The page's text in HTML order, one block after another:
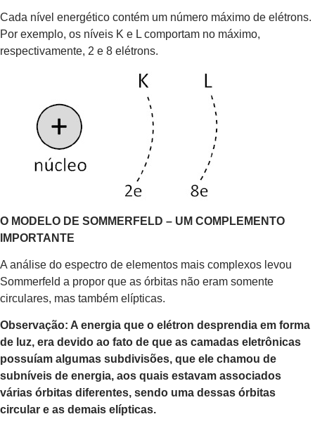
Cada nível energético contém um número máximo de elétrons.
Por exemplo, os níveis K e L comportam no máximo,
respectivamente, 2 e 8 elétrons.
O MODELO DE SOMMERFELD – UM COMPLEMENTO
IMPORTANTE
A análise do espectro de elementos mais complexos levou
Sommerfeld a propor que as órbitas não eram somente
circulares, mas também elípticas.
Observação: A energia que o elétron desprendia em forma
de luz, era devido ao fato de que as camadas eletrônicas
possuíam algumas subdivisões, que ele chamou de
subníveis de energia, aos quais estavam associados
várias órbitas diferentes, sendo uma dessas órbitas
circular e as demais elípticas.